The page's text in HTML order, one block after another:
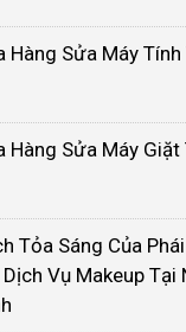
Hàng Sửa Máy
Hàng Sửa Máy Giặt
Tỏa Sáng Của
Vụ Makeup Tại